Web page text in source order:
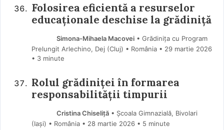
Folosirea eficientă a resurselor
educaționale deschise la grădiniță
Simona-Mihaela Macovei• Grădinița cu Program
Prelungit Arlechino, Dej (Cluj) • România
29 martie 2026
• 3 minute
Rolul grădiniței în formarea
responsabilității timpurii
Cristina Chiseliță• Școala Gimnazială, Bivolari
(Iaşi) • România
28 martie 2026 • 5 minute